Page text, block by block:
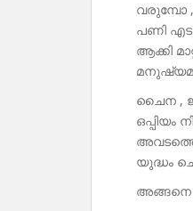
വരുമ്പോ
പണി
ആക്കി
ചൈന ,
യുദ്ധം